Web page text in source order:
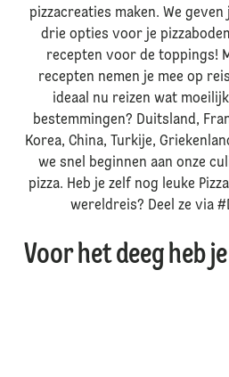
pizzacreaties maken. We
drie opties voor je
recepten voor de toppings!
recepten nemen je mee op
ideaal nu reizen wat
bestemmingen? Duitsland,
Korea, China, Turkije,
we snel beginnen aan onze
pizza. Heb je zelf nog leuke
wereldreis? Deel ze via
Voor het deeg heb